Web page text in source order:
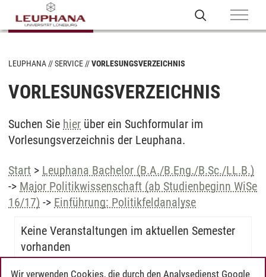
LEUPHANA SERVICE VORLESUNGSVERZEICHNIS
VORLESUNGSVERZEICHNIS
Suchen Sie hier über ein Suchformular im
Vorlesungsverzeichnis der Leuphana.
Start > Leuphana Bachelor (B.A./B.Eng./B.Sc./LL.B.)
-> Major Politikwissenschaft (ab Studienbeginn WiSe
16/17) -> Einführung: Politikfeldanalyse
Keine Veranstaltungen im aktuellen Semester
vorhanden
Wir verwenden Cookies, die durch den Analysedienst Google